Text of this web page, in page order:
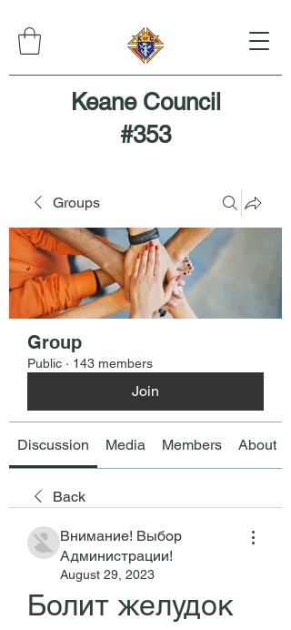
Keane Council
#353
Groups
Group
Public · 143 members
Join
Discussion Media Members About
Back
Внимание! Выбор
Администрации!
August 29, 2023
Болит желудок